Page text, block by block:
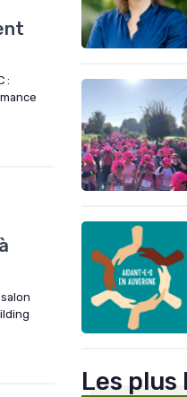
:
Les plus